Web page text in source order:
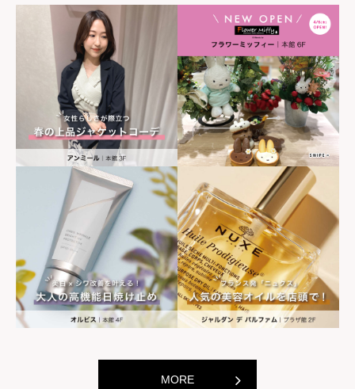
世界の山ちゃん 世界の山ちゃん
[居酒屋]
MORE